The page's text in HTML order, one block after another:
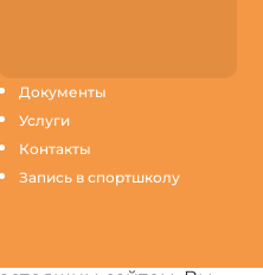
Документы
Услуги
Контакты
Запись в спортшколу